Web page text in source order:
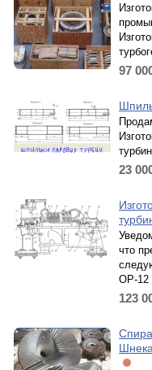
97
23
что
ОР-12
123